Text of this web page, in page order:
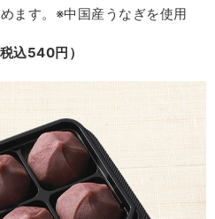
ます。※中国産うなぎを使用
込540円）